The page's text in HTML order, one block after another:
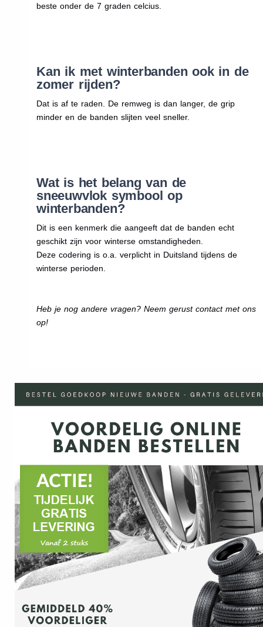
beste onder de 7 graden celcius.
Kan ik met winterbanden ook in de
zomer rijden?
Dat is af te raden. De remweg is dan langer, de grip
minder en de banden slijten veel sneller.
Wat is het belang van de
sneeuwvlok symbool op
winterbanden?
Dit is een kenmerk die aangeeft dat de banden echt
geschikt zijn voor winterse omstandigheden.
Deze codering is o.a. verplicht in Duitsland tijdens de
winterse perioden.
Heb je nog andere vragen? Neem gerust contact met ons
op!